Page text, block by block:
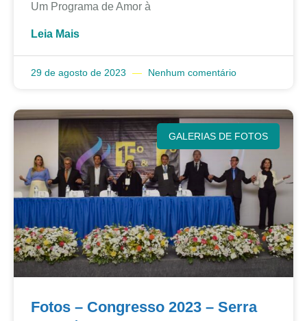
Um Programa de Amor à
Leia Mais
29 de agosto de 2023 Nenhum comentário
GALERIAS DE FOTOS
Fotos – Congresso 2023 – Serra